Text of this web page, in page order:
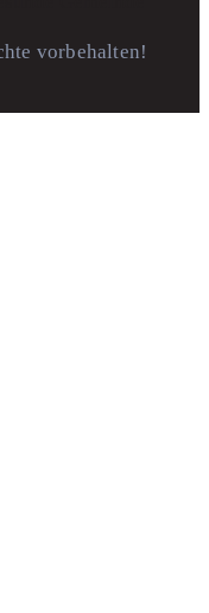
vorbehalten!